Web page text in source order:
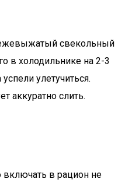
свекольный
в холодильнике на 2-3
улетучиться.
аккуратно слить.
в рацион не